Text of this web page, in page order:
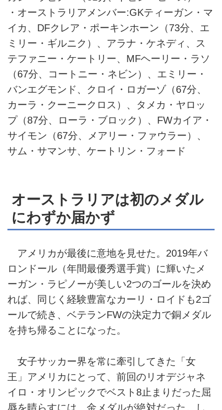
・オーストラリアメンバー:GKティーガン・マ
イカ、DFクレア・ポーキンホーン（73分、エ
ミリー・ギルニク）、アラナ・ケネディ、ス
テファニー・ケートリー、MFヘーリー・ラソ
（67分、コートニー・ネビン）、エミリー・
バンエグモンド、クロイ・ロガーゾ（67分、​​
カーラ・クーニークロス）、タメカ・ヤロッ
プ（87分、ローラ・ブロック）、FWカイア・
サイモン（67分、メアリー・ファウラー）、
サム・サマンサ、ケートリン・フォード
オーストラリアは初のメダル
にわずか届かず
アメリカが最後に意地を見せた。2019年バ
ロンドール（年間最優秀選手賞）に輝いたメ
ーガン・ラピノーが美しい2つのゴールを決め
れば、同じく経験豊富なカーリ・ロイドも2ゴ
ールで続き、ベテランFWの決定力で銅メダル
を持ち帰ることになった。
女子サッカー界を常に牽引してきた「女
王」アメリカにとって、前回のリオデジャネ
イロ・オリンピックでベスト8止まりだった屈
辱を晴らすには、金メダルが絶対だった。し